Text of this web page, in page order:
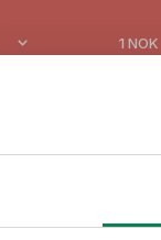
1 NOK
dachu-